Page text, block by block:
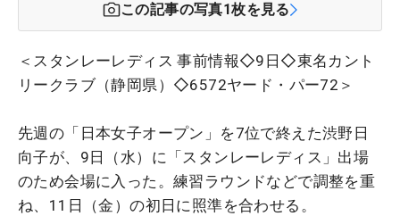
この記事の写真1枚を見る
＜スタンレーレディス 事前情報◇9日◇東名カント
リークラブ（静岡県）◇6572ヤード・パー72＞
先週の「日本女子オープン」を7位で終えた渋野日
向子が、9日（水）に「スタンレーレディス」出場
のため会場に入った。練習ラウンドなどで調整を重
ね、11日（金）の初日に照準を合わせる。